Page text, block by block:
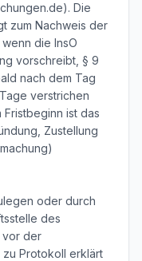
Die
zum Nachweis der
die InsO
vorschreibt, § 9
nach dem Tag
verstrichen
Fristbeginn ist das
Zustellung
oder durch
des
vor der
zu Protokoll erklärt